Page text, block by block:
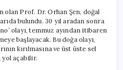
Yıl
Sonra
‘Süper
El
Nino’
olan Prof. Dr. Orhan Şen, doğal
bulundu. 30 yıl aradan sonra
olayı, temmuz ayından itibaren
başlayacak. Bu doğa olayı,
kırılmasına ve üst üste sel
yol açabilir.